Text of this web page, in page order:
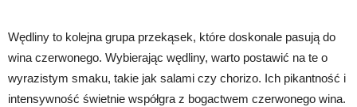
Wędliny to kolejna grupa przekąsek, które doskonale pasują do
wina czerwonego. Wybierając wędliny, warto postawić na te o
wyrazistym smaku, takie jak salami czy chorizo. Ich pikantność i
intensywność świetnie współgra z bogactwem czerwonego wina.